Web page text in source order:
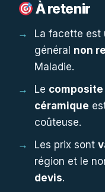
À retenir
La facette est
général non
Maladie.
Le composite
céramique
coûteuse.
Les prix sont
région et le
devis.